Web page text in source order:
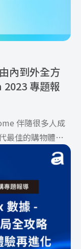
內到外全方
專題報
伴隨很多人成
最佳的購物體